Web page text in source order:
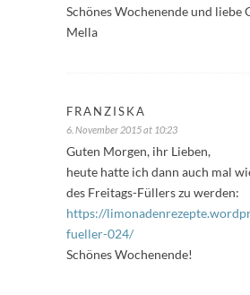
Schönes Wochenende und liebe
Mella
FRANZISKA
6. November 2015 at 10:23
Guten Morgen, ihr Lieben,
heute hatte ich dann auch mal
des Freitags-Füllers zu werden:
https://
fueller-024/
Schönes Wochenende!